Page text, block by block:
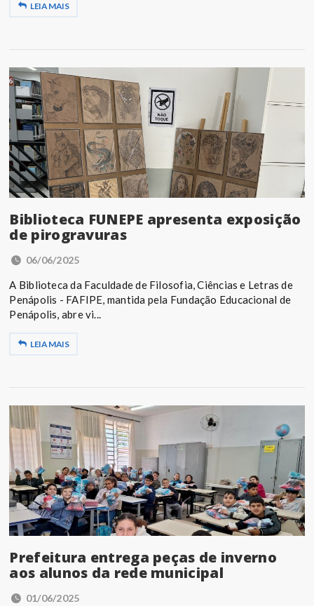
LEIA MAIS
Biblioteca FUNEPE apresenta exposição
de pirogravuras
06/06/2025
A Biblioteca da Faculdade de Filosofia, Ciências e Letras de
Penápolis - FAFIPE, mantida pela Fundação Educacional de
Penápolis, abre vi...
LEIA MAIS
Prefeitura entrega peças de inverno
aos alunos da rede municipal
01/06/2025